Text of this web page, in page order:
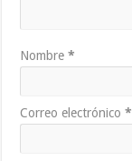
Nombre*
Correo electrónico*